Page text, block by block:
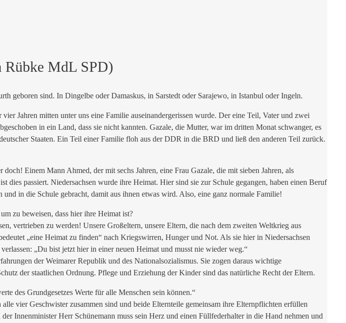
Rübke MdL SPD)
geboren sind. In Dingelbe oder Damaskus, in Sarstedt oder Sarajewo, in Istanbul oder Ingeln.
Jahren mitten unter uns eine Familie auseinandergerissen wurde. Der eine Teil, Vater und zwei
in ein Land, dass sie nicht kannten. Gazale, die Mutter, war im dritten Monat schwanger, es
Staaten. Ein Teil einer Familie floh aus der DDR in die BRD und ließ den anderen Teil zurück.
Einem Mann Ahmed, der mit sechs Jahren, eine Frau Gazale, die mit sieben Jahren, als
passiert. Niedersachsen wurde ihre Heimat. Hier sind sie zur Schule gegangen, haben einen Beruf
in die Schule gebracht, damit aus ihnen etwas wird. Also, eine ganz normale Familie!
zu beweisen, dass hier ihre Heimat ist?
vertrieben zu werden! Unsere Großeltern, unsere Eltern, die nach dem zweiten Weltkrieg aus
„eine Heimat zu finden“ nach Kriegswirren, Hunger und Not. Als sie hier in Niedersachsen
„Du bist jetzt hier in einer neuen Heimat und musst nie wieder weg.“
der Weimarer Republik und des Nationalsozialismus. Sie zogen daraus wichtige
der staatlichen Ordnung. Pflege und Erziehung der Kinder sind das natürliche Recht der Eltern.
des Grundgesetzes Werte für alle Menschen sein können.“
vier Geschwister zusammen sind und beide Elternteile gemeinsam ihre Elternpflichten erfüllen
Innenminister Herr Schünemann muss sein Herz und einen Füllfederhalter in die Hand nehmen und